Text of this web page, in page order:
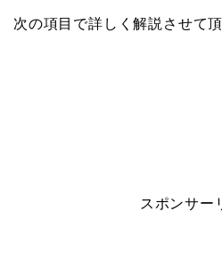
次の項目で詳しく解説させて頂
スポンサー